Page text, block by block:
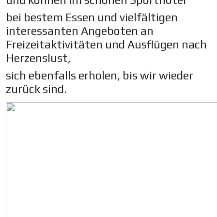
bei bestem Essen und vielfältigen
interessanten Angeboten an
Freizeitaktivitäten und Ausflügen nach
Herzenslust,
sich ebenfalls erholen, bis wir wieder
zurück sind.